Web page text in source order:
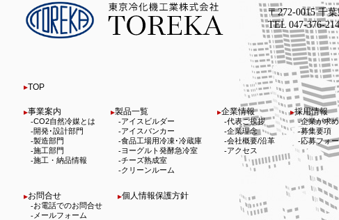
〒272-0015 千
TEL 047-376-
TOP
事業案内
CO2自然冷媒とは
開発･設計部門
製造部門
施工部門
施工・納品情報
製品一覧
アイスビルダー
アイスバンカー
食品工場用冷凍･冷蔵庫
ヨーグルト発酵急冷室
チーズ熟成室
クリーンルーム
企業情報
代表ご挨拶
企業理念
会社概要/沿革
アクセス
採用情報
企業が求
募集要項
応募フォ
お問合せ
お電話でのお問合せ
メールフォーム
個人情報保護方針